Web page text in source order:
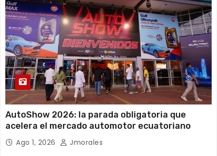
AutoShow 2026: la parada obligatoria que
acelera el mercado automotor ecuatoriano
Ago 1, 2026 Jmorales